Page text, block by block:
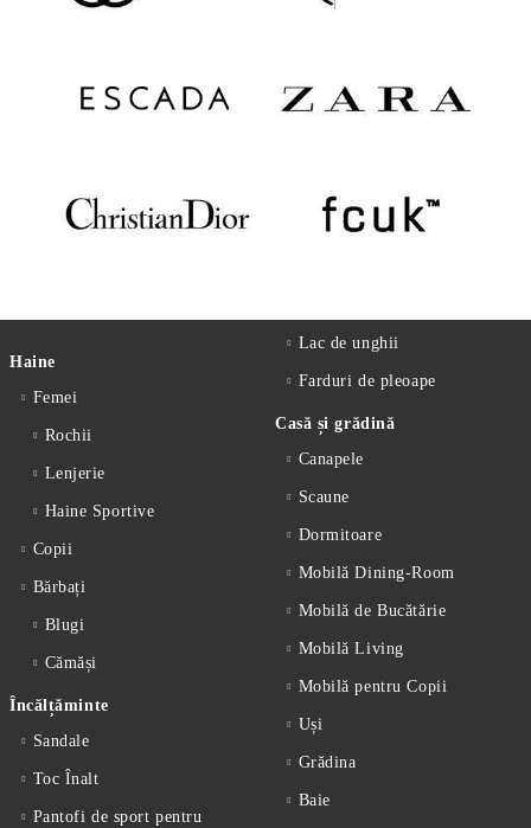
Haine
Femei
Rochii
Lenjerie
Haine Sportive
Copii
Bărbați
Blugi
Cămăși
Încălțăminte
Sandale
Toc Înalt
Pantofi de sport pentru
Lac de unghii
Farduri de pleoape
Casă și grădină
Canapele
Scaune
Dormitoare
Mobilă Dining-Room
Mobilă de Bucătărie
Mobilă Living
Mobilă pentru Copii
Uși
Grădina
Baie